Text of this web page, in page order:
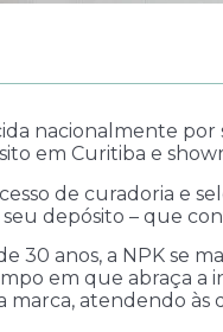
nacionalmente por
em Curitiba e
de curadoria e
seu depósito – que
30 anos, a NPK se
em que abraça a
marca, atendendo